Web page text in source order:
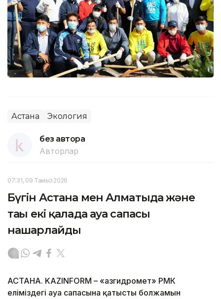
Астана Экология
без автора
Авторлар
07:31, 09 Тамыз 2026
Бүгін Астана мен Алматыда және
тағы екі қалада ауа сапасы
нашарлайды
АСТАНА. KAZINFORM – «Қазгидромет» РМК
еліміздегі ауа сапасына қатысты болжамын